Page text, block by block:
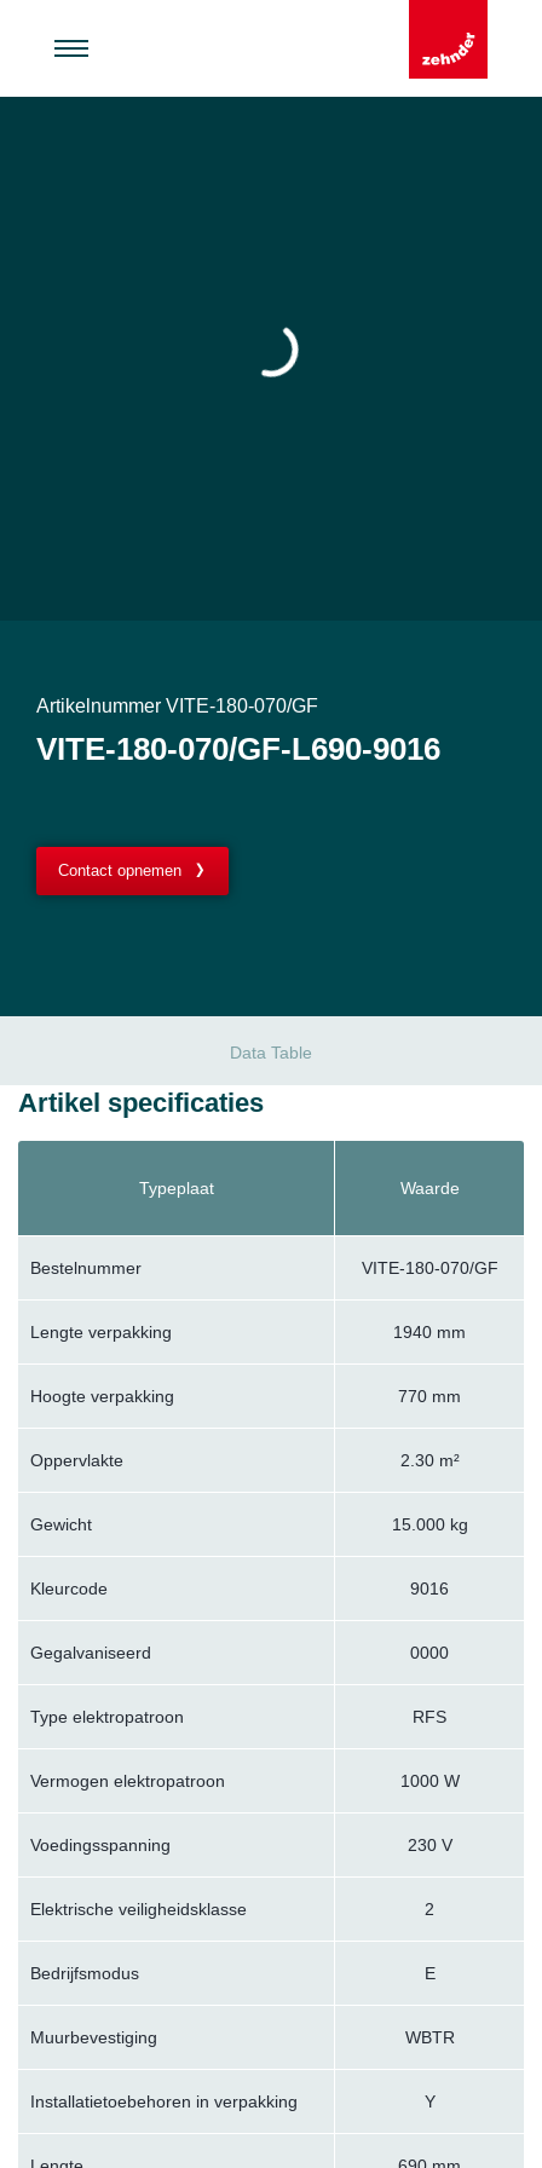
Artikelnummer VITE-180-070/GF
VITE-180-070/GF-L690-9016
Contact opnemen
Data Table
Artikel specificaties
Typeplaat Waarde
Bestelnummer VITE-180-070/GF
Lengte verpakking 1940 mm
Hoogte verpakking 770 mm
Oppervlakte 2.30 m²
Gewicht 15.000 kg
Kleurcode 9016
Gegalvaniseerd 0000
Type elektropatroon RFS
Vermogen elektropatroon 1000 W
Voedingsspanning 230 V
Elektrische veiligheidsklasse 2
Bedrijfsmodus E
Muurbevestiging WBTR
Installatietoebehoren in verpakking Y